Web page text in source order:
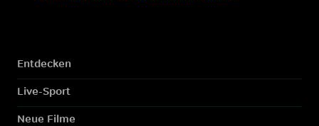
Entdecken
Live-Sport
Neue Filme